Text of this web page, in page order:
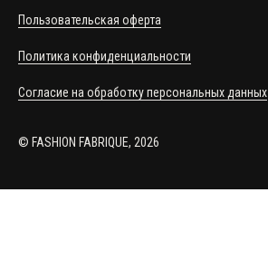
© FASHION FABRIQUE, 2026
Пользовательская оферта
Политика конфиденциальности
Согласие на обработку персональных данных